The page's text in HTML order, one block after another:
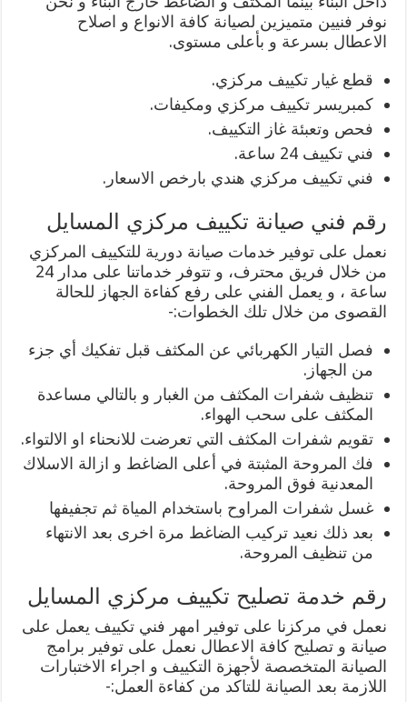
نوفر فنيين متميزين لصيانة كافة الانواع و اصلاح
الاعطال بسرعة و بأعلى مستوى.
قطع غيار تكييف مركزي.
كمبريسر تكييف مركزي ومكيفات.
فحص وتعبئة غاز التكييف.
فني تكييف 24 ساعة.
فني تكييف مركزي هندي بارخص الاسعار.
رقم فني صيانة تكييف مركزي المسايل
نعمل على توفير خدمات صيانة دورية للتكييف المركزي
من خلال فريق محترف، و تتوفر خدماتنا على مدار 24
ساعة ، و يعمل الفني على رفع كفاءة الجهاز للحالة
القصوى من خلال تلك الخطوات:-
فصل التيار الكهربائي عن المكثف قبل تفكيك أي جزء
من الجهاز.
تنظيف شفرات المكثف من الغبار و بالتالي مساعدة
المكثف على سحب الهواء.
تقويم شفرات المكثف التي تعرضت للانحناء او الالتواء.
فك المروحة المثبتة في أعلى الضاغط و ازالة الاسلاك
المعدنية فوق المروحة.
غسل شفرات المراوح باستخدام المياة ثم تجفيفها
بعد ذلك نعيد تركيب الضاغط مرة اخرى بعد الانتهاء
من تنظيف المروحة.
رقم خدمة تصليح تكييف مركزي المسايل
نعمل في مركزنا على توفير امهر فني تكييف يعمل على
صيانة و تصليح كافة الاعطال نعمل على توفير برامج
الصيانة المتخصصة لأجهزة التكييف و اجراء الاختبارات
اللازمة بعد الصيانة للتاكد من كفاءة العمل:-